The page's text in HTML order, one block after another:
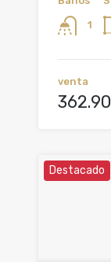
1
venta
Destacado